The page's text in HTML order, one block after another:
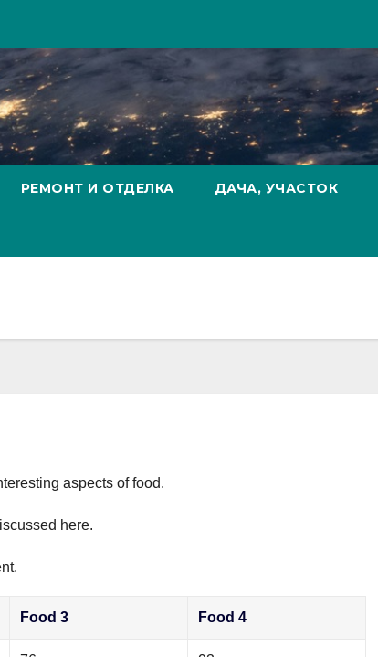
РЕМОНТ И ОТДЕЛКА ДАЧА, УЧАСТОК
aspects of food.
here.
Food 3 Food 4